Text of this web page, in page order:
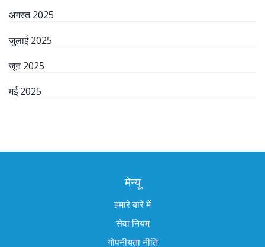
अगस्त 2025
जुलाई 2025
जून 2025
मई 2025
मेन्यू
हमारे बारे में
सेवा नियम
गोपनीयता नीति